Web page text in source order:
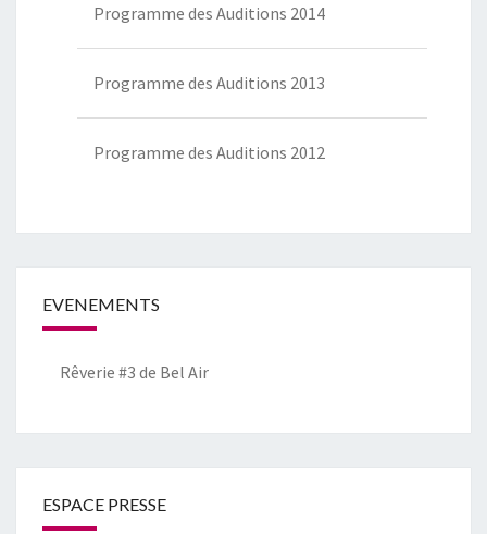
Programme des Auditions 2014
Programme des Auditions 2013
Programme des Auditions 2012
EVENEMENTS
Rêverie #3 de Bel Air
ESPACE PRESSE